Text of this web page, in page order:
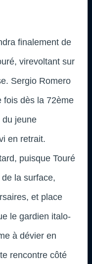
finalement de
virevoltant sur
Sergio Romero
fois dès la 72ème
du jeune
en retrait.
puisque Touré
la surface,
et place
le gardien italo-
à dévier en
rencontre côté